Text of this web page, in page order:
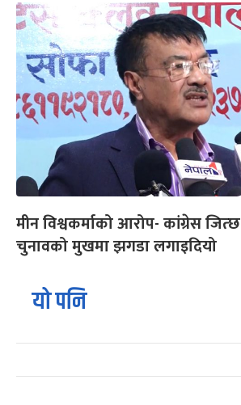
मीन विश्वकर्माको आरोप- कांग्रेस
चुनावको मुखमा झगडा लगाइदियो
यो पनि